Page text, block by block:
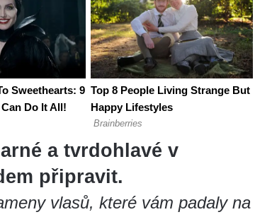
a tvrdohlavé v
připravit.
vlasů, které vám padaly na